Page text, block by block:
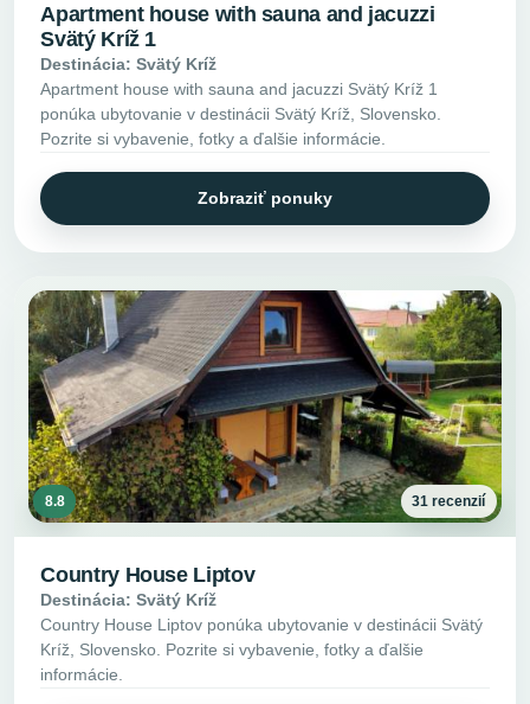
Apartment house with sauna and jacuzzi
Svätý Kríž 1
Destinácia: Svätý Kríž
Apartment house with sauna and jacuzzi Svätý Kríž 1
ponúka ubytovanie v destinácii Svätý Kríž, Slovensko.
Pozrite si vybavenie, fotky a ďalšie informácie.
Zobraziť ponuky
8.8 31 recenzií
Country House Liptov
Destinácia: Svätý Kríž
Country House Liptov ponúka ubytovanie v destinácii Svätý
Kríž, Slovensko. Pozrite si vybavenie, fotky a ďalšie
informácie.